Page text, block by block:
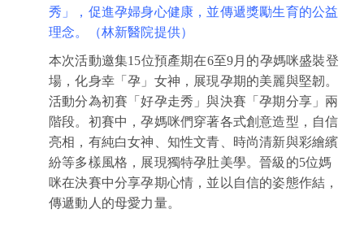
秀」，促進孕婦身心健康，並傳遞獎勵生育的公益
理念。（林新醫院提供）
本次活動邀集15位預產期在6至9月的孕媽咪盛裝登
場，化身幸「孕」女神，展現孕期的美麗與堅韌。
活動分為初賽「好孕走秀」與決賽「孕期分享」兩
階段。初賽中，孕媽咪們穿著各式創意造型，自信
亮相，有純白女神、知性文青、時尚清新與彩繪繽
紛等多樣風格，展現獨特孕肚美學。晉級的5位媽
咪在決賽中分享孕期心情，並以自信的姿態作結，
傳遞動人的母愛力量。